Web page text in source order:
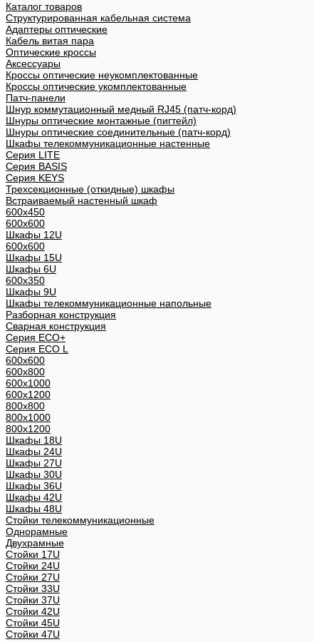
Каталог товаров
Структурированная кабельная система
Адаптеры оптические
Кабель витая пара
Оптические кроссы
Аксессуары
Кроссы оптические неукомплектованные
Кроссы оптические укомплектованные
Патч-панели
Шнур коммутационный медный RJ45 (патч-корд)
Шнуры оптические монтажные (пигтейл)
Шнуры оптические соединительные (патч-корд)
Шкафы телекоммуникационные настенные
Cерия LITE
Cерия BASIS
Cерия KEYS
Трехсекционные (откидные) шкафы
Встраиваемый настенный шкаф
600x450
600x600
Шкафы 12U
600x600
Шкафы 15U
Шкафы 6U
600x350
Шкафы 9U
Шкафы телекоммуникационные напольные
Разборная конструкция
Сварная конструкция
Серия ECO+
Серия ECO L
600x600
600x800
600х1000
600х1200
800x800
800х1000
800х1200
Шкафы 18U
Шкафы 24U
Шкафы 27U
Шкафы 30U
Шкафы 36U
Шкафы 42U
Шкафы 48U
Стойки телекоммуникационные
Однорамные
Двухрамные
Стойки 17U
Стойки 24U
Стойки 27U
Стойки 33U
Стойки 37U
Стойки 42U
Стойки 45U
Стойки 47U